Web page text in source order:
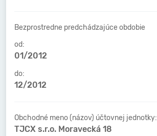
Bezprostredne predchádzajúce obdobie
od:
01/2012
do:
12/2012
Obchodné meno (názov) účtovnej jednotky:
TJCX s.r.o. Moravecká 18